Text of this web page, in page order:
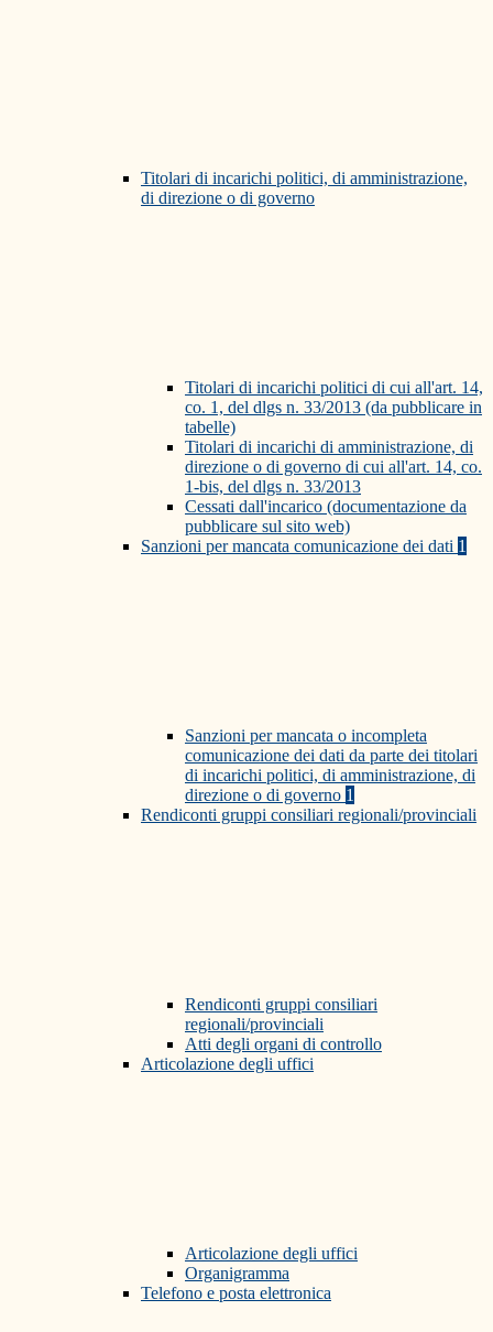
Titolari di incarichi politici, di amministrazione,
di direzione o di governo
Titolari di incarichi politici di cui all'art. 14,
co. 1, del dlgs n. 33/2013 (da pubblicare in
tabelle)
Titolari di incarichi di amministrazione, di
direzione o di governo di cui all'art. 14, co.
1-bis, del dlgs n. 33/2013
Cessati dall'incarico (documentazione da
pubblicare sul sito web)
Sanzioni per mancata comunicazione dei dati 1
Sanzioni per mancata o incompleta
comunicazione dei dati da parte dei titolari
di incarichi politici, di amministrazione, di
direzione o di governo 1
Rendiconti gruppi consiliari regionali/provinciali
Rendiconti gruppi consiliari
regionali/provinciali
Atti degli organi di controllo
Articolazione degli uffici
Articolazione degli uffici
Organigramma
Telefono e posta elettronica